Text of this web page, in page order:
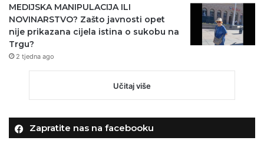
MEDIJSKA MANIPULACIJA ILI
NOVINARSTVO? Zašto javnosti opet
nije prikazana cijela istina o sukobu na
Trgu?
2 tjedna ago
Učitaj više
Zapratite nas na facebooku